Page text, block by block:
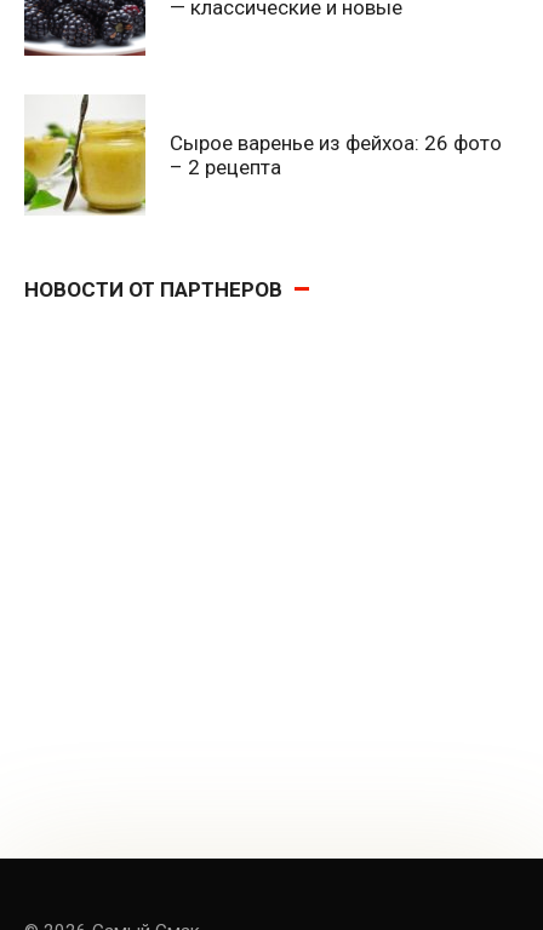
— классические и новые
Сырое варенье из фейхоа: 26 фото
– 2 рецепта
НОВОСТИ ОТ ПАРТНЕРОВ